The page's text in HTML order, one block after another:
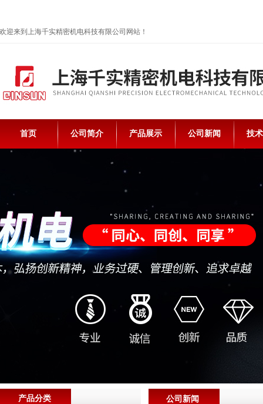
欢迎来到上海千实精密机电科技有限公司网站！
首页 公司简介 产品展示 公司新闻 技
公司新闻
产品分类